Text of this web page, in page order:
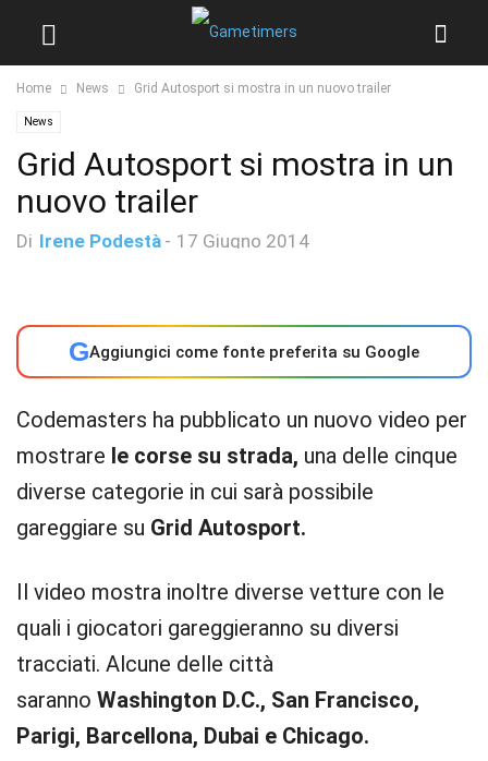
Home News Grid Autosport si mostra in un nuovo trailer
News
Grid Autosport si mostra in un
nuovo trailer
Di Irene Podestà - 17 Giugno 2014
GAggiungici come fonte preferita su Google
Codemasters ha pubblicato un nuovo video per
mostrare le corse su strada, una delle cinque
diverse categorie in cui sarà possibile
gareggiare su Grid Autosport.
Il video mostra inoltre diverse vetture con le
quali i giocatori gareggieranno su diversi
tracciati. Alcune delle città
saranno Washington D.C., San Francisco,
Parigi, Barcellona, Dubai e Chicago.